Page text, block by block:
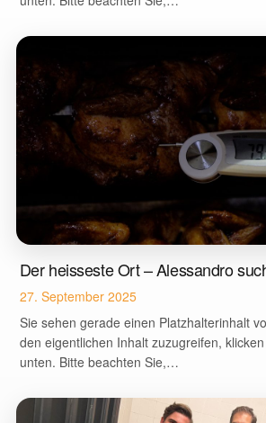
Der heisseste Ort – Alessandro
27. September 2025
Sie sehen gerade einen Platzhalterinhalt
den eigentlichen Inhalt zuzugreifen,
unten. Bitte beachten Sie,…